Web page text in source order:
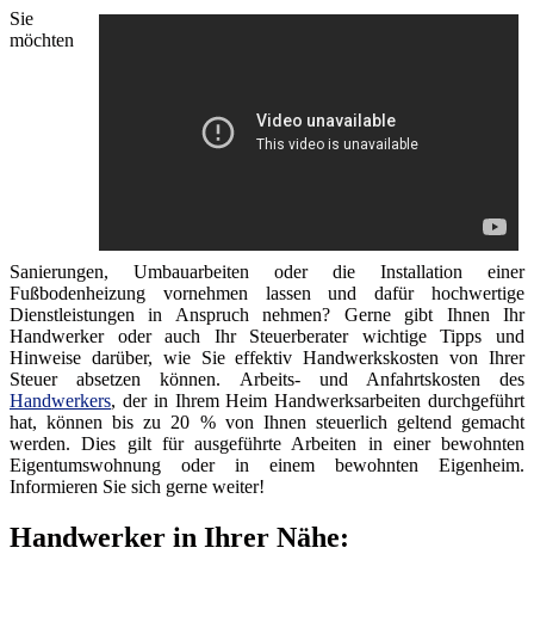
Sie
möchten
Sanierungen, Umbauarbeiten oder die Installation einer
Fußbodenheizung vornehmen lassen und dafür hochwertige
Dienstleistungen in Anspruch nehmen? Gerne gibt Ihnen Ihr
Handwerker oder auch Ihr Steuerberater wichtige Tipps und
Hinweise darüber, wie Sie effektiv Handwerkskosten von Ihrer
Steuer absetzen können. Arbeits- und Anfahrtskosten des
Handwerkers, der in Ihrem Heim Handwerksarbeiten durchgeführt
hat, können bis zu 20 % von Ihnen steuerlich geltend gemacht
werden. Dies gilt für ausgeführte Arbeiten in einer bewohnten
Eigentumswohnung oder in einem bewohnten Eigenheim.
Informieren Sie sich gerne weiter!
Handwerker in Ihrer Nähe: